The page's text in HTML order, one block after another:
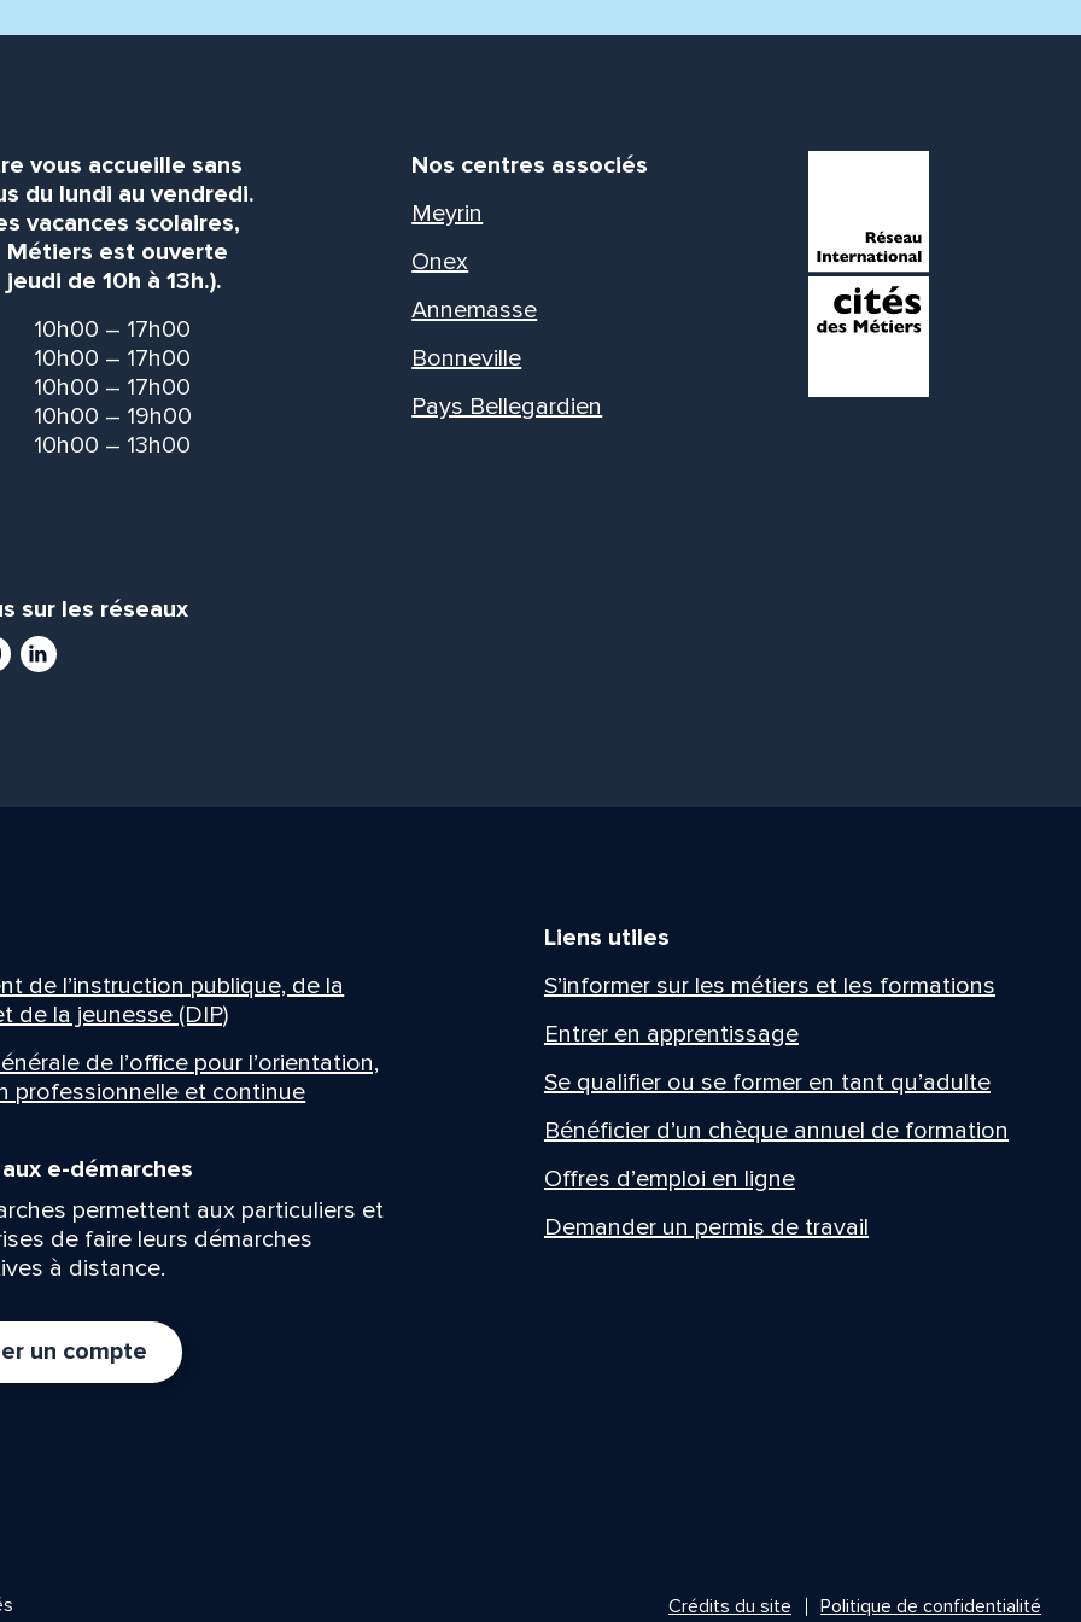
vous accueille sans
du lundi au vendredi.
vacances scolaires,
Métiers est ouverte
de 10h à 13h.).
10h00 – 17h00
10h00 – 17h00
10h00 – 17h00
10h00 – 19h00
10h00 – 13h00
sur les réseaux
LinkedIn
Nos centres associés
Meyrin
Onex
Annemasse
Bonneville
Pays Bellegardien
de l’instruction publique, de la
de la jeunesse (DIP)
de l’office pour l’orientation,
professionnelle et continue
e-démarches
permettent aux particuliers et
de faire leurs démarches
à distance.
un compte
Liens utiles
S’informer sur les métiers et les formations
Entrer en apprentissage
Se qualifier ou se former en tant qu’adulte
Bénéficier d’un chèque annuel de formation
Offres d’emploi en ligne
Demander un permis de travail
Crédits du site Politique de confidentialité